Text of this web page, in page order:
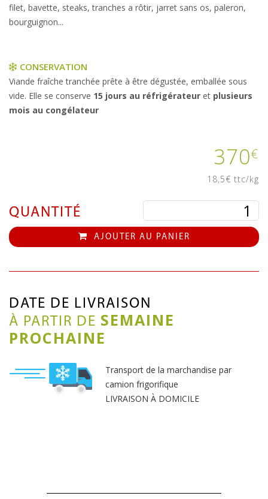
filet, bavette, steaks, tranches a rôtir, jarret sans os, paleron,
bourguignon...
CONSERVATION
Viande fraîche tranchée prête à être dégustée, emballée sous
vide. Elle se conserve 15 jours au réfrigérateur et plusieurs
mois au congélateur
370€
18,5€ ttc/kg
QUANTITÉ
AJOUTER AU PANIER
DATE DE LIVRAISON
À PARTIR DE SEMAINE
PROCHAINE
Transport de la marchandise par
camion frigorifique
LIVRAISON À DOMICILE